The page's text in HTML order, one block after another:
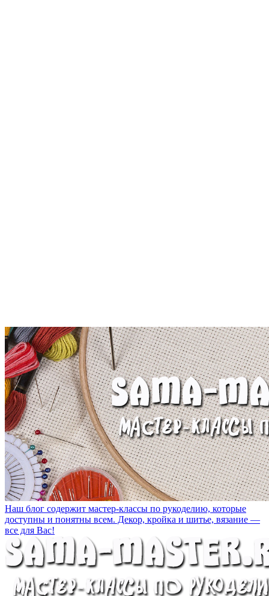
Наш блог содержит мастер-классы по рукоделию, которые
доступны и понятны всем. Декор, кройка и шитье, вязание —
все для Вас!